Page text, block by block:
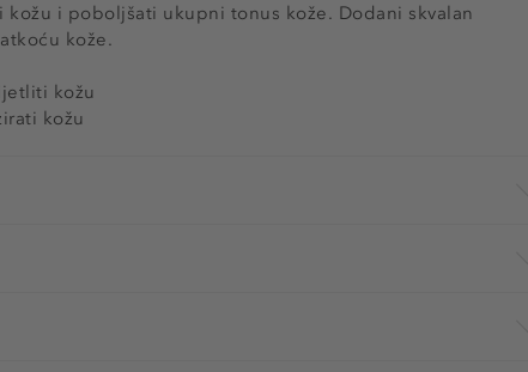
i poboljšati ukupni tonus kože. Dodani skvalan
kože.
kožu
kožu